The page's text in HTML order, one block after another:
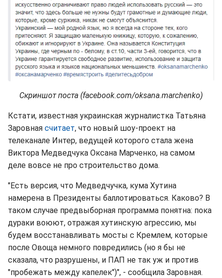
Скриншот поста (facebook.com/oksana.marchenko)
Кстати, известная украинская журналистка Татьяна
Заровная считает, что новый шоу-проект на
телеканале Интер, ведущей которого стала жена
Виктора Медведчука Оксана Марченко, на самом
деле вовсе не про строительство дома.
"Есть версия, что Медведчучка, кума Хутина
намерена в Президенты баллотироваться. Каково? В
таком случае предвыборная программа понятна: пока
дураки воюют, отражая хутинскую агрессию, мы
будем восстанавливать мосты с Кремлем, которые
после Овоща немного повредились (но я бы не
сказала, что разрушены, и ПАП не так уж и против
"пробежать между капелек")", - сообщила Заровная.